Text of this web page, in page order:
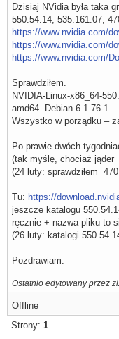
Dzisiaj NVidia była taka
550.54.14, 535.161.07,
https://www.nvidia.com/
https://www.nvidia.com/
https://www.nvidia.com/
Sprawdziłem.
NVIDIA-Linux-x86_64-
amd64 Debian 6.1.76-1.
Wszystko w porządku –
Po prawie dwóch
(tak myślę, chociaż jąder
(24 luty: sprawdziłem
Tu: https://
jeszcze katalogu
ręcznie + nazwa pliku to
(26 luty: katalogi
Pozdrawiam.
Ostatnio edytowany przez
Offline
Strony: 1